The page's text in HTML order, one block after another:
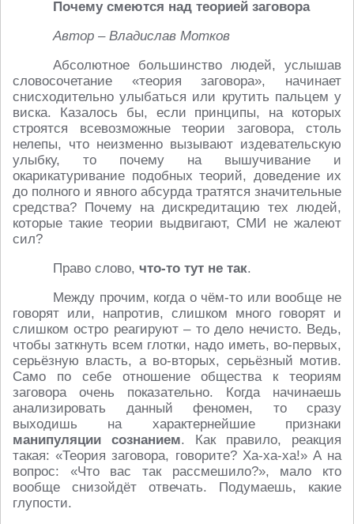
Почему смеются над теорией заговора
Автор – Владислав Мотков
Абсолютное большинство людей, услышав
словосочетание «теория заговора», начинает
снисходительно улыбаться или крутить пальцем у
виска. Казалось бы, если принципы, на которых
строятся всевозможные теории заговора, столь
нелепы, что неизменно вызывают издевательскую
улыбку, то почему на вышучивание и
окарикатуривание подобных теорий, доведение их
до полного и явного абсурда тратятся значительные
средства? Почему на дискредитацию тех людей,
которые такие теории выдвигают, СМИ не жалеют
сил?
Право слово, что-то тут не так.
Между прочим, когда о чём-то или вообще не
говорят или, напротив, слишком много говорят и
слишком остро реагируют – то дело нечисто. Ведь,
чтобы заткнуть всем глотки, надо иметь, во-первых,
серьёзную власть, а во-вторых, серьёзный мотив.
Само по себе отношение общества к теориям
заговора очень показательно. Когда начинаешь
анализировать данный феномен, то сразу
выходишь на характернейшие признаки
манипуляции сознанием. Как правило, реакция
такая: «Теория заговора, говорите? Ха-ха-ха!» А на
вопрос: «Что вас так рассмешило?», мало кто
вообще снизойдёт отвечать. Подумаешь, какие
глупости.